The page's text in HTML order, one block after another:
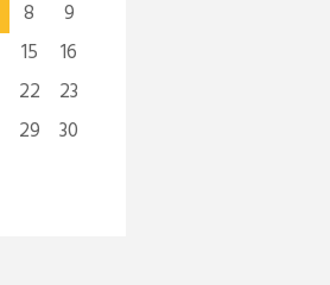
8
9
15
16
22
23
29
30